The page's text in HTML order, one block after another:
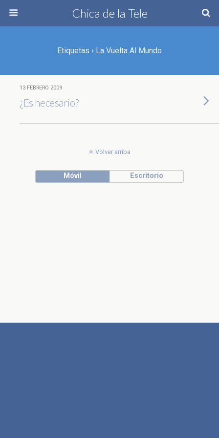
Chica de la Tele
Etiquetas › La Vuelta Al Mundo
13 FEBRERO 2009
¿Es necesario?
Volver arriba
Móvil Escritorio